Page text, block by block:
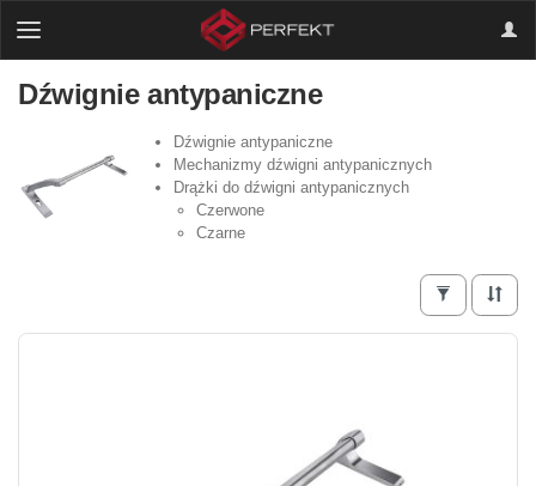
Dźwignie antypaniczne
Dźwignie antypaniczne
Mechanizmy dźwigni antypanicznych
Drążki do dźwigni antypanicznych
Czerwone
Czarne